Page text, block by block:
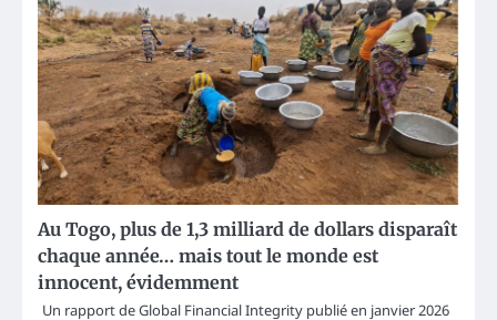
Au Togo, plus de 1,3 milliard de dollars disparaît
chaque année… mais tout le monde est
innocent, évidemment
Un rapport de Global Financial Integrity publié en janvier 2026